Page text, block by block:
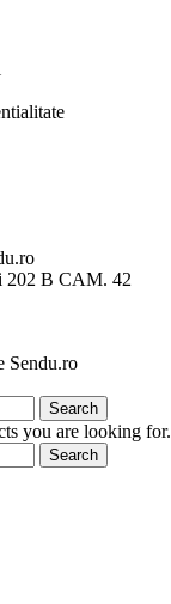
202 B CAM. 42
Sendu.ro
Search
you are looking for.
Search